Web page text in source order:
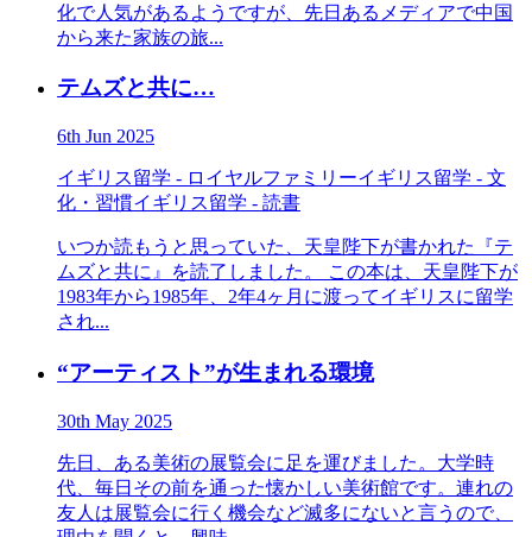
化で人気があるようですが、先日あるメディアで中国
から来た家族の旅...
テムズと共に…
6th Jun 2025
イギリス留学 - ロイヤルファミリーイギリス留学 - 文
化・習慣イギリス留学 - 読書
いつか読もうと思っていた、天皇陛下が書かれた『テ
ムズと共に』を読了しました。 この本は、天皇陛下が
1983年から1985年、2年4ヶ月に渡ってイギリスに留学
され...
“アーティスト”が生まれる環境
30th May 2025
先日、ある美術の展覧会に足を運びました。大学時
代、毎日その前を通った懐かしい美術館です。連れの
友人は展覧会に行く機会など滅多にないと言うので、